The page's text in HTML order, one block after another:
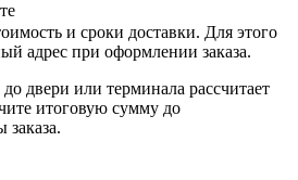
и сроки доставки. Для этого
адрес при оформлении заказа.
двери или терминала рассчитает
итоговую сумму до
заказа.